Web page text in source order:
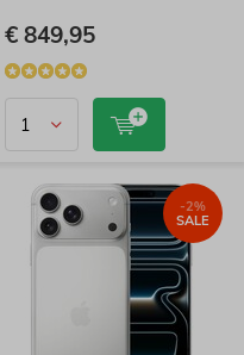
€ 849,95
-2%
SALE